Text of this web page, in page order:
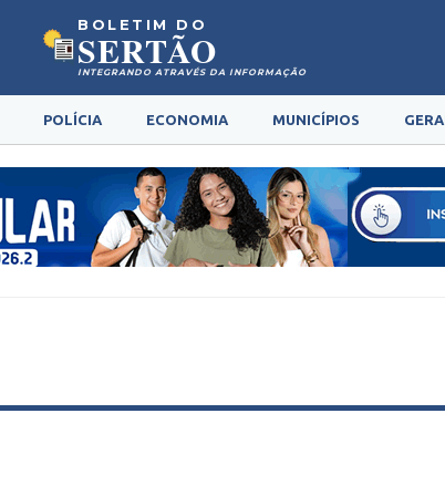
BOLETIM DO
SERTÃO
INTEGRANDO ATRAVÉS DA INFORMAÇÃO
POLÍCIA ECONOMIA MUNICÍPIOS